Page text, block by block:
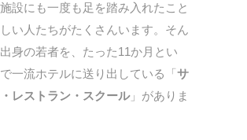
設にも一度も足を踏み入れたこと
い人たちがたくさんいます。そん
身の若者を、たった11か月とい
一流ホテルに送り出している「サ
レストラン・スクール」がありま